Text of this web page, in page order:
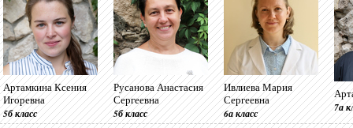
Артамкина Ксения
Игоревна
5б класс
Русанова Анастасия
Сергеевна
5б класс
Ивлиева Мария
Сергеевна
6а класс 7а